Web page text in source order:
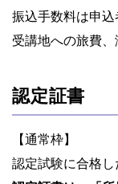
振込手数料は申込
受講地への旅費、
認定証書
【通常枠】
認定試験に合格し